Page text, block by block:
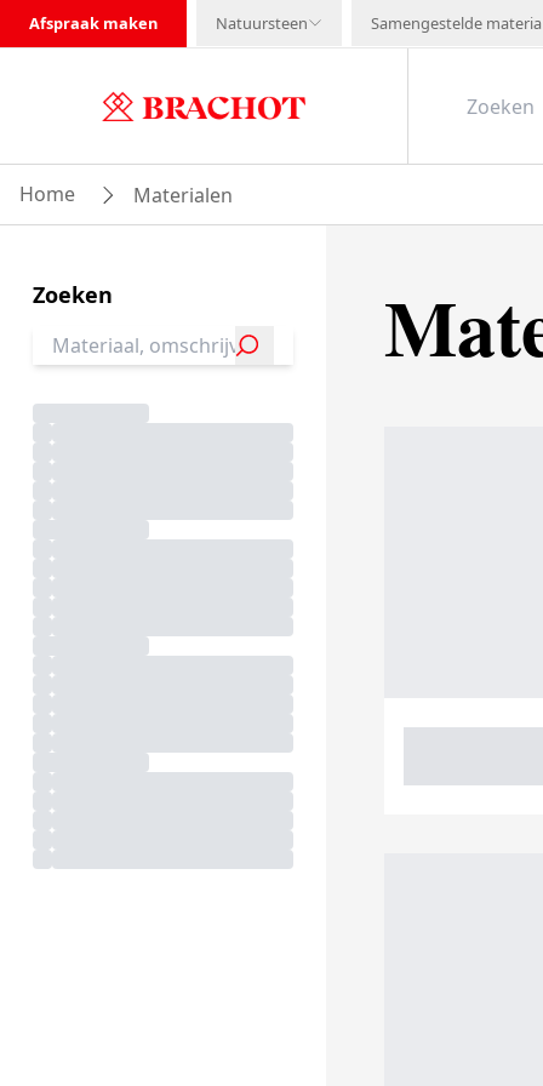
Afspraak maken Natuursteen Samengestelde
Home Materialen
Zoeken